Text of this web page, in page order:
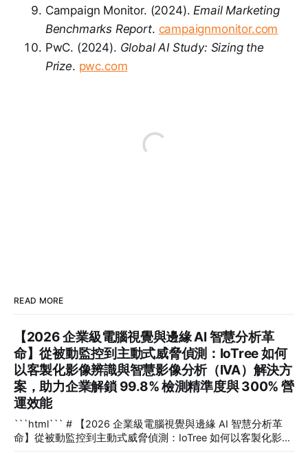
Campaign Monitor. (2024).Email Marketing
Benchmarks Report. campaignmonitor.com
PwC. (2024). Global AI Study: Sizing the
Prize. pwc.com
READ MORE
【2026 企業級電腦視覺與邊緣 AI 智慧分析革
命】從被動監控到主動式威脅偵測：IoTree 如何
以客製化影像辨識與智慧影像分析（IVA）解決方
案，助力企業解鎖 99.8% 檢測精準度與 300% 營
運效能
```html``` # 【2026 企業級電腦視覺與邊緣 AI 智慧分析革
命】從被動監控到主動式威脅偵測：IoTree 如何以客製化影像